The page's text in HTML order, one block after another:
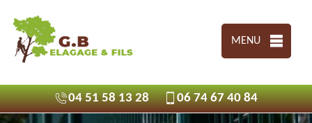
MENU
04 51 58 13 28 06 74 67 40 84